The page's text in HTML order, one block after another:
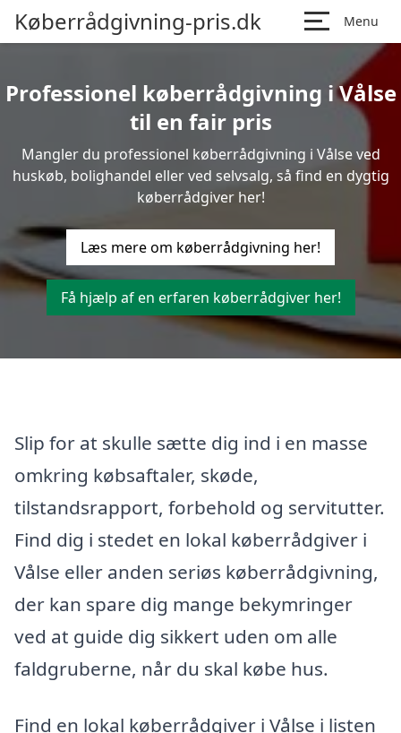
Køberrådgivning-pris.dk Menu
Professionel køberrådgivning i Vålse
til en fair pris
Mangler du professionel køberrådgivning i Vålse ved
huskøb, bolighandel eller ved selvsalg, så find en dygtig
køberrådgiver her!
Læs mere om køberrådgivning her!
Få hjælp af en erfaren køberrådgiver her!
Slip for at skulle sætte dig ind i en masse
omkring købsaftaler, skøde,
tilstandsrapport, forbehold og servitutter.
Find dig i stedet en lokal køberrådgiver i
Vålse eller anden seriøs køberrådgivning,
der kan spare dig mange bekymringer
ved at guide dig sikkert uden om alle
faldgruberne, når du skal købe hus.
Find en lokal køberrådgiver i Vålse i listen